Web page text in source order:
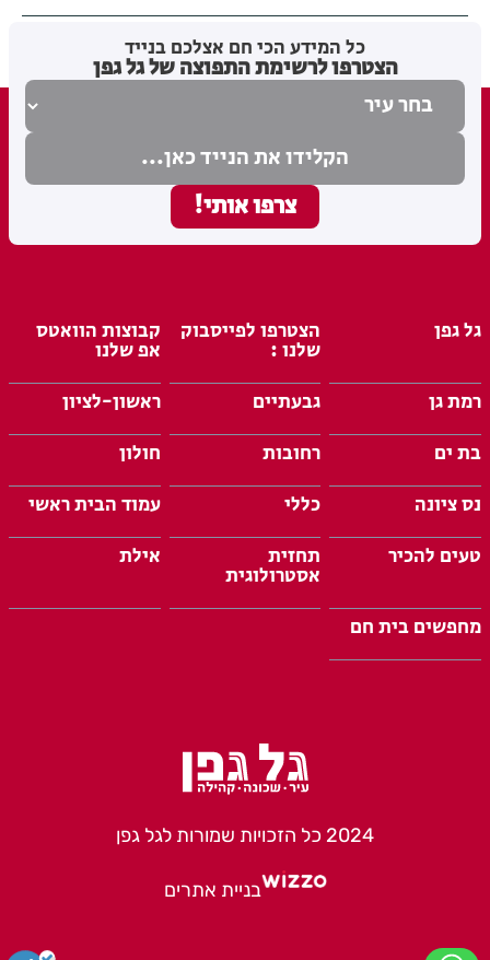
כל המידע הכי חם אצלכם בנייד
הצטרפו לרשימת התפוצה של גל גפן
גל גפן הצטרפו לפייסבוק
שלנו :
קבוצות הוואטס
אפ שלנו
רמת גן
גבעתיים
ראשון-לציון
בת ים
רחובות
חולון
נס ציונה
כללי
עמוד הבית ראשי
טעים להכיר
תחזית
אסטרולוגית
אילת
מחפשים בית חם
2024 כל הזכויות שמורות לגל גפן
בניית אתרים